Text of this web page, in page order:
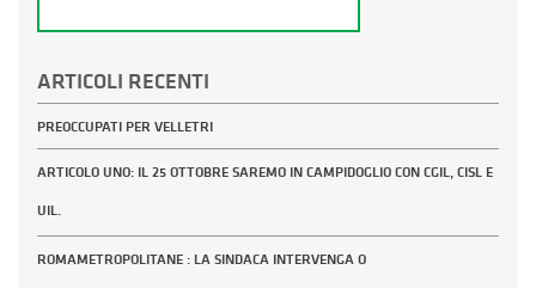
ARTICOLI RECENTI
PREOCCUPATI PER VELLETRI
ARTICOLO UNO: IL 25 OTTOBRE SAREMO IN CAMPIDOGLIO CON CGIL, CISL E
UIL.
ROMAMETROPOLITANE : LA SINDACA INTERVENGA O